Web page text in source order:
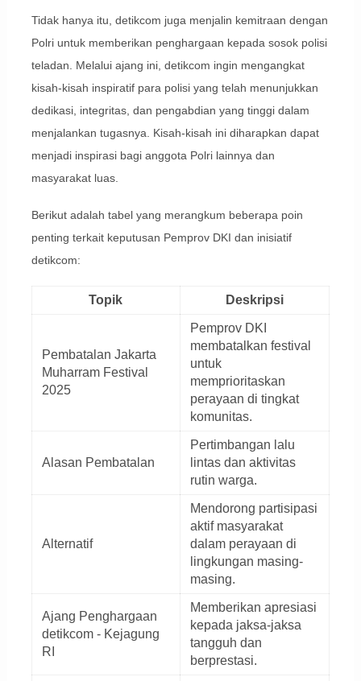
Tidak hanya itu, detikcom juga menjalin kemitraan dengan
Polri untuk memberikan penghargaan kepada sosok polisi
teladan. Melalui ajang ini, detikcom ingin mengangkat
kisah-kisah inspiratif para polisi yang telah menunjukkan
dedikasi, integritas, dan pengabdian yang tinggi dalam
menjalankan tugasnya. Kisah-kisah ini diharapkan dapat
menjadi inspirasi bagi anggota Polri lainnya dan
masyarakat luas.
Berikut adalah tabel yang merangkum beberapa poin
penting terkait keputusan Pemprov DKI dan inisiatif
detikcom:
Topik Deskripsi
Pembatalan Jakarta
Muharram Festival
2025
Pemprov DKI
membatalkan festival
untuk
memprioritaskan
perayaan di tingkat
komunitas.
Alasan Pembatalan
Pertimbangan lalu
lintas dan aktivitas
rutin warga.
Alternatif
Mendorong partisipasi
aktif masyarakat
dalam perayaan di
lingkungan masing-
masing.
Ajang Penghargaan
detikcom - Kejagung
RI
Memberikan apresiasi
kepada jaksa-jaksa
tangguh dan
berprestasi.